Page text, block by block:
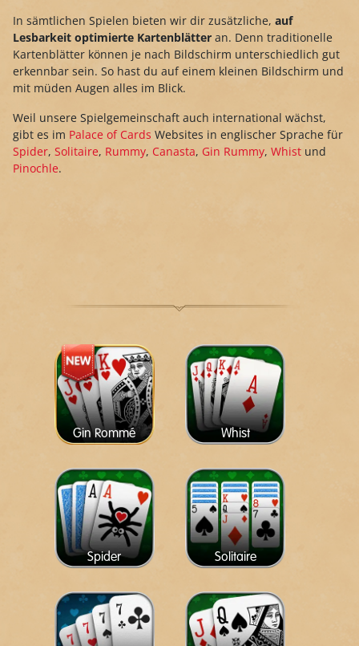
In sämtlichen Spielen bieten wir dir zusätzliche, auf
Lesbarkeit optimierte Kartenblätter an. Denn traditionelle
Kartenblätter können je nach Bildschirm unterschiedlich gut
erkennbar sein. So hast du auf einem kleinen Bildschirm und
mit müden Augen alles im Blick.
Weil unsere Spielgemeinschaft auch international wächst,
gibt es im Palace of Cards Websites in englischer Sprache für
Spider, Solitaire, Rummy, Canasta, Gin Rummy, Whist und
Pinochle.
Gin Rommé Whist
Spider Solitaire